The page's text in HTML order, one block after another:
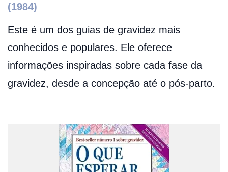
(1984)
Este é um dos guias de gravidez mais
conhecidos e populares. Ele oferece
informações inspiradas sobre cada fase da
gravidez, desde a concepção até o pós-parto.